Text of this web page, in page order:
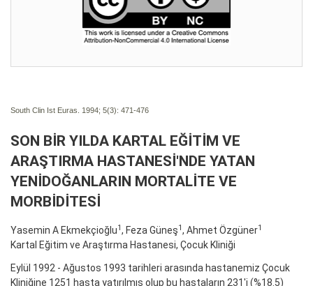
South Clin Ist Euras. 1994; 5(3): 471-476
SON BİR YILDA KARTAL EĞİTİM VE
ARAŞTIRMA HASTANESİ'NDE YATAN
YENİDOĞANLARIN MORTALİTE VE
MORBİDİTESİ
Yasemin A Ekmekçioğlu1, Feza Güneş1, Ahmet Özgüner1
Kartal Eğitim ve Araştırma Hastanesi, Çocuk Kliniği
Eylül 1992 - Ağustos 1993 tarihleri arasında hastanemiz Çocuk
Kliniğine 1251 hasta yatırılmış olup bu hastaların 231'i (%18.5)